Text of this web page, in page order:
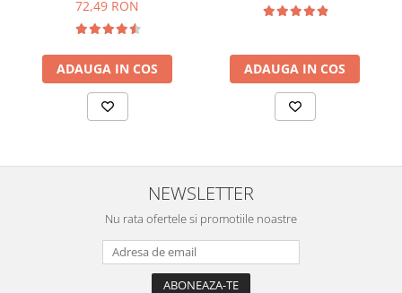
72,49 RON
ADAUGA IN COS ADAUGA IN COS
NEWSLETTER
Nu rata ofertele si promotiile noastre